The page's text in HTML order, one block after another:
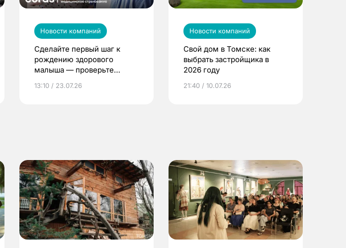
Новости компаний
Сделайте первый шаг к
рождению здорового
малыша — проверьте
по ОМС!
13:10 / 23.07.26
Новости компаний
Свой дом в Томске: как
выбрать застройщика в
2026 году
21:40 / 10.07.26